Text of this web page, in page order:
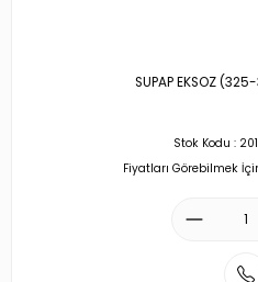
SUPAP EKSOZ
Stok Kodu :
Fiyatları Görebilmek